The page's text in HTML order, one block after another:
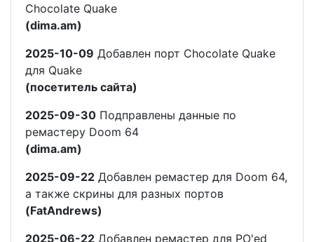
Chocolate Quake
(dima.am)
2025-10-09 Добавлен порт Chocolate Quake
для Quake
(посетитель сайта)
2025-09-30 Подправлены данные по
ремастеру Doom 64
(dima.am)
2025-09-22 Добавлен ремастер для Doom 64,
а также скрины для разных портов
(FatAndrews)
2025-06-22 Добавлен ремастер для PO'ed